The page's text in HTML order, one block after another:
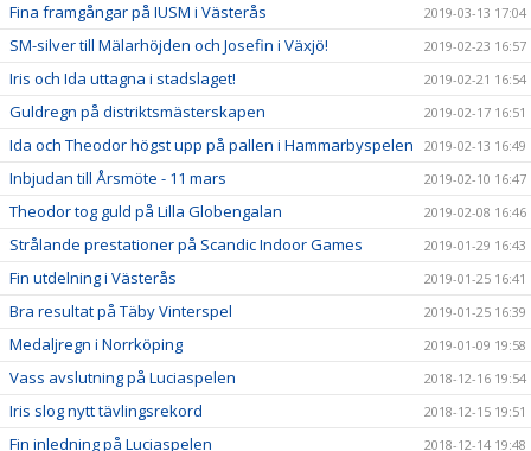
Fina framgångar på IUSM i Västerås 2019-03-13 17:04
SM-silver till Mälarhöjden och Josefin i Växjö! 2019-02-23 16:57
Iris och Ida uttagna i stadslaget! 2019-02-21 16:54
Guldregn på distriktsmästerskapen 2019-02-17 16:51
Ida och Theodor högst upp på pallen i Hammarbyspelen 2019-02-13 16:49
Inbjudan till Årsmöte - 11 mars 2019-02-10 16:47
Theodor tog guld på Lilla Globengalan 2019-02-08 16:46
Strålande prestationer på Scandic Indoor Games 2019-01-29 16:43
Fin utdelning i Västerås 2019-01-25 16:41
Bra resultat på Täby Vinterspel 2019-01-25 16:39
Medaljregn i Norrköping 2019-01-09 19:58
Vass avslutning på Luciaspelen 2018-12-16 19:54
Iris slog nytt tävlingsrekord 2018-12-15 19:51
Fin inledning på Luciaspelen 2018-12-14 19:48